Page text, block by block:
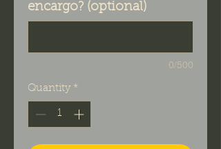
encargo? (optional)
0/500
Quantity *